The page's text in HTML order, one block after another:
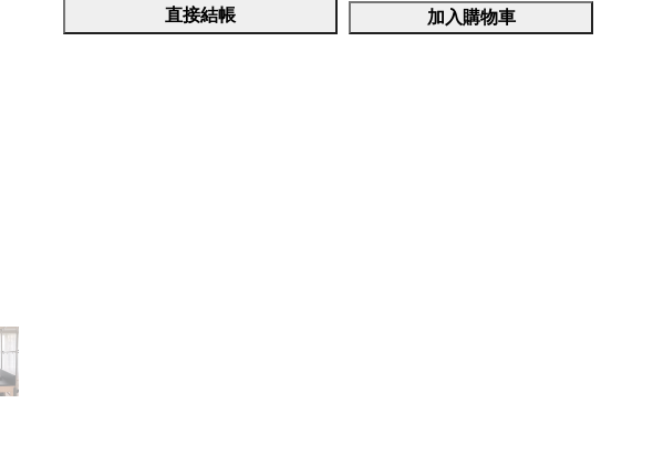
直接結帳 加入購物車